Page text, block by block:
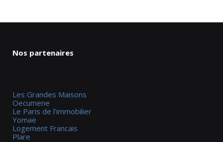
Nos partenaires
Les Grandes Maisons
Oecumene
Le Paris de l'immobilier
Yomae
Logement Francais
Plare